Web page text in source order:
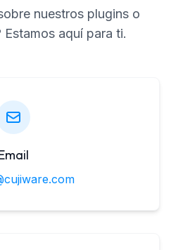
nuestros plugins o
aquí para ti.